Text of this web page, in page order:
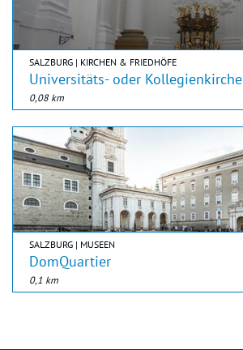
SALZBURG | KIRCHEN & FRIEDHÖFE
Universitäts- oder Kollegienkirche
0,08 km
SALZBURG | MUSEEN
DomQuartier
0,1 km